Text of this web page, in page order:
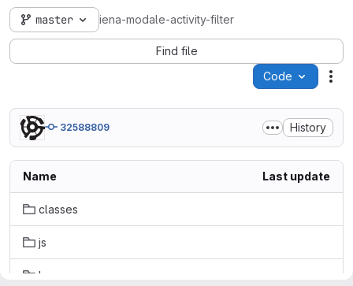
master iena-modale-activity-filter
Find file
Code
32588809 History
Name Last update
classes
js
lang